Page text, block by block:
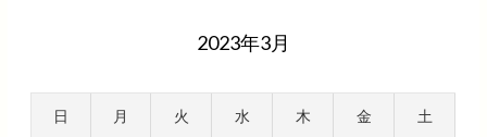
2023年3月
日 月 火 水 木 金 土